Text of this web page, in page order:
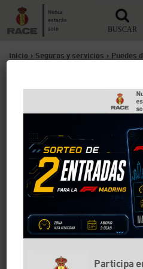
Nunca
estarás
solo
BUSCAR
Inicio > Seguros y servicios > Puedes
hacerlo
Puedes
abandonado
el garaje de tu
te explicamos
Hasta ahora, cuando un
llegar al final de su vida útil,
achatarramiento. SinParticipa